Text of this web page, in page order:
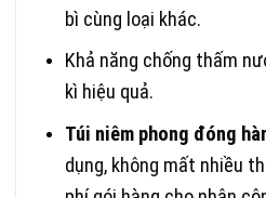
bì cùng loại khác.
Khả năng chống thấm
kì hiệu quả.
Túi niêm phong đóng
dụng, không mất nhiều